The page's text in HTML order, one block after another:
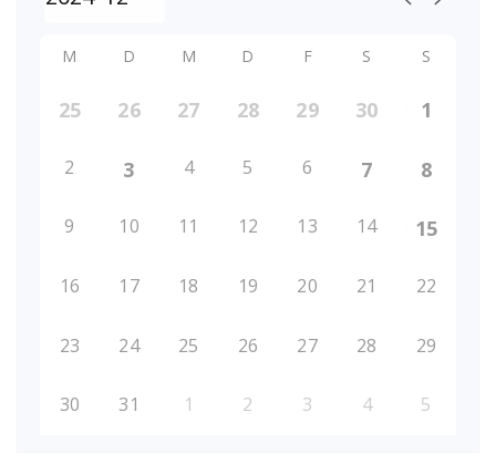
M D M D F S S
25 26 27 28 29 30 1
2 3 4 5 6 7 8
9 10 11 12 13 14 15
16 17 18 19 20 21 22
23 24 25 26 27 28 29
30 31 1 2 3 4 5